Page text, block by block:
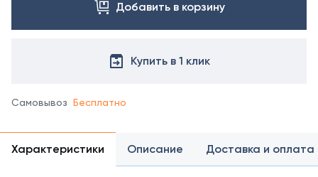
цветов
RAL
Добавить в корзину
Купить в 1 клик
Самовывоз Бесплатно
Характеристики Описание Доставка и оплата